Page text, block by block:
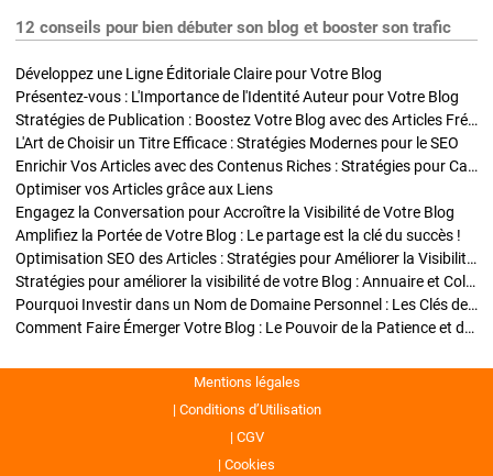
12 conseils pour bien débuter son blog et booster son trafic
Développez une Ligne Éditoriale Claire pour Votre Blog
Présentez-vous : L'Importance de l'Identité Auteur pour Votre Blog
Stratégies de Publication : Boostez Votre Blog avec des Articles Fréquents et Exclusifs
L'Art de Choisir un Titre Efficace : Stratégies Modernes pour le SEO
Enrichir Vos Articles avec des Contenus Riches : Stratégies pour Captiver et Optimiser
Optimiser vos Articles grâce aux Liens
Engagez la Conversation pour Accroître la Visibilité de Votre Blog
Amplifiez la Portée de Votre Blog : Le partage est la clé du succès !
Optimisation SEO des Articles : Stratégies pour Améliorer la Visibilité de Votre Blog
Stratégies pour améliorer la visibilité de votre Blog : Annuaire et Collaborations
Pourquoi Investir dans un Nom de Domaine Personnel : Les Clés de la Réussite de Votre Blog
Comment Faire Émerger Votre Blog : Le Pouvoir de la Patience et de la Persévérance
Mentions légales
Conditions d’Utilisation
CGV
Cookies